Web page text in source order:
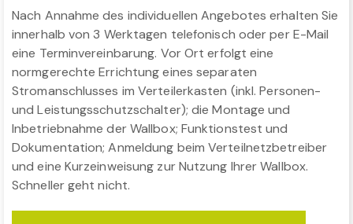
Nach Annahme des individuellen Angebotes erhalten Sie
innerhalb von 3 Werktagen telefonisch oder per E-Mail
eine Terminvereinbarung. Vor Ort erfolgt eine
normgerechte Errichtung eines separaten
Stromanschlusses im Verteilerkasten (inkl. Personen-
und Leistungsschutzschalter); die Montage und
Inbetriebnahme der Wallbox; Funktionstest und
Dokumentation; Anmeldung beim Verteilnetzbetreiber
und eine Kurzeinweisung zur Nutzung Ihrer Wallbox.
Schneller geht nicht.